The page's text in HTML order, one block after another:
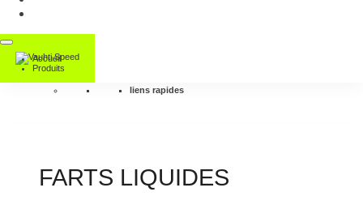
Accueil
Produits
liens rapides
FARTS LIQUIDES